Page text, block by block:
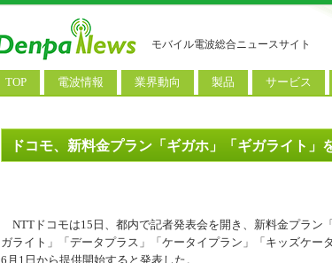
モバイル電波総合ニュースサイト
TOP 電波情報
基地局ニュース
業界動向
決算情報
料金改定
製品
スマートフォン
SIM
サービス
アプリ
料金プラン
ドコモ、新料金プラン「ギガホ」「ギガライト
NTTドコモは15日、都内で記者発表会を開き、新料金プラン
ガライト」「データプラス」「ケータイプラン」「キッズケー
6月1日から提供開始すると発表した。